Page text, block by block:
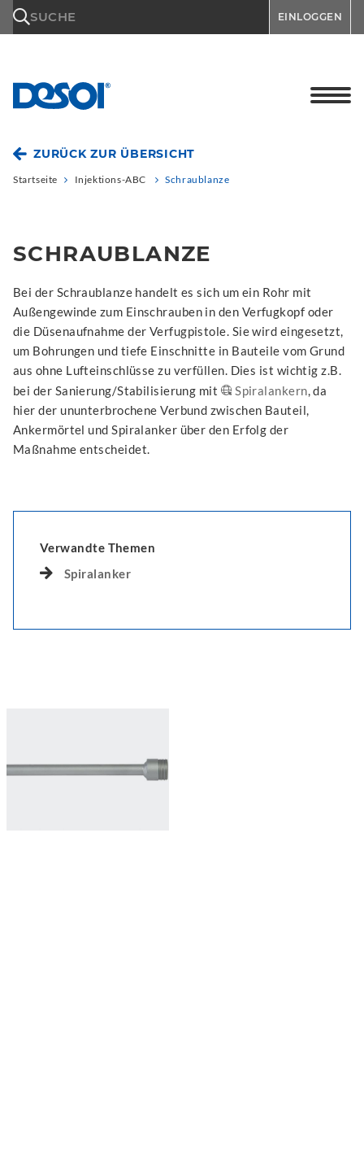
SUCHE EINLOGGEN
ZURÜCK ZUR ÜBERSICHT
Startseite Injektions-ABC Schraublanze
SCHRAUBLANZE
Bei der Schraublanze handelt es sich um ein Rohr mit
Außengewinde zum Einschrauben in den Verfugkopf oder
die Düsenaufnahme der Verfugpistole. Sie wird eingesetzt,
um Bohrungen und tiefe Einschnitte in Bauteile vom Grund
aus ohne Lufteinschlüsse zu verfüllen. Dies ist wichtig z.B.
bei der Sanierung/Stabilisierung mit
Spiralankern, da
hier der ununterbrochene Verbund zwischen Bauteil,
Ankermörtel und Spiralanker über den Erfolg der
Maßnahme entscheidet.
Verwandte Themen
Spiralanker